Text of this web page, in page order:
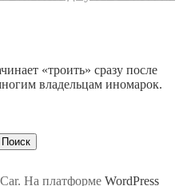
«троить» сразу после
владельцам иномарок.
Поиск
На платформе WordPress